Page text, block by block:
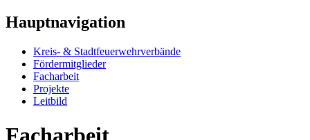
Hauptnavigation
Kreis- & Stadtfeuerwehrverbände
Fördermitglieder
Facharbeit
Projekte
Leitbild
Facharbeit